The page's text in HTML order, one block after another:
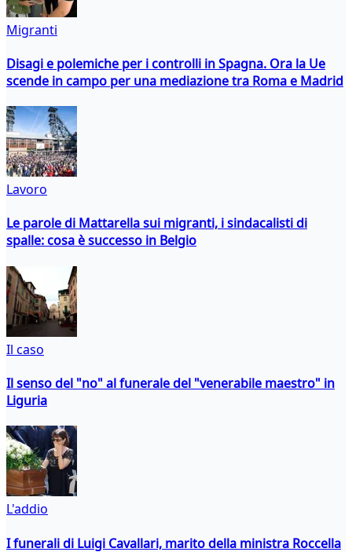
Migranti
Disagi e polemiche per i controlli in Spagna. Ora la Ue
scende in campo per una mediazione tra Roma e Madrid
Lavoro
Le parole di Mattarella sui migranti, i sindacalisti di
spalle: cosa è successo in Belgio
Il caso
Il senso del "no" al funerale del "venerabile maestro" in
Liguria
L'addio
I funerali di Luigi Cavallari, marito della ministra Roccella